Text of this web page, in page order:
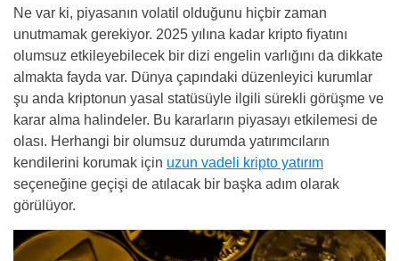
Ne var ki, piyasanın volatil olduğunu hiçbir zaman
unutmamak gerekiyor. 2025 yılına kadar kripto fiyatını
olumsuz etkileyebilecek bir dizi engelin varlığını da dikkate
almakta fayda var. Dünya çapındaki düzenleyici kurumlar
şu anda kriptonun yasal statüsüyle ilgili sürekli görüşme ve
karar alma halindeler. Bu kararların piyasayı etkilemesi de
olası. Herhangi bir olumsuz durumda yatırımcıların
kendilerini korumak için uzun vadeli kripto yatırım
seçeneğine geçişi de atılacak bir başka adım olarak
görülüyor.